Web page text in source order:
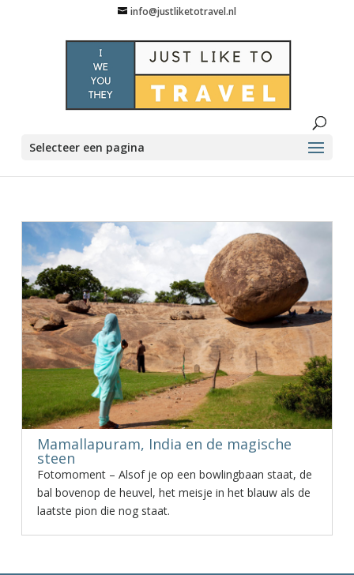
info@justliketotravel.nl
Selecteer een pagina
Mamallapuram, India en de magische
steen
Fotomoment – Alsof je op een bowlingbaan staat, de
bal bovenop de heuvel, het meisje in het blauw als de
laatste pion die nog staat.